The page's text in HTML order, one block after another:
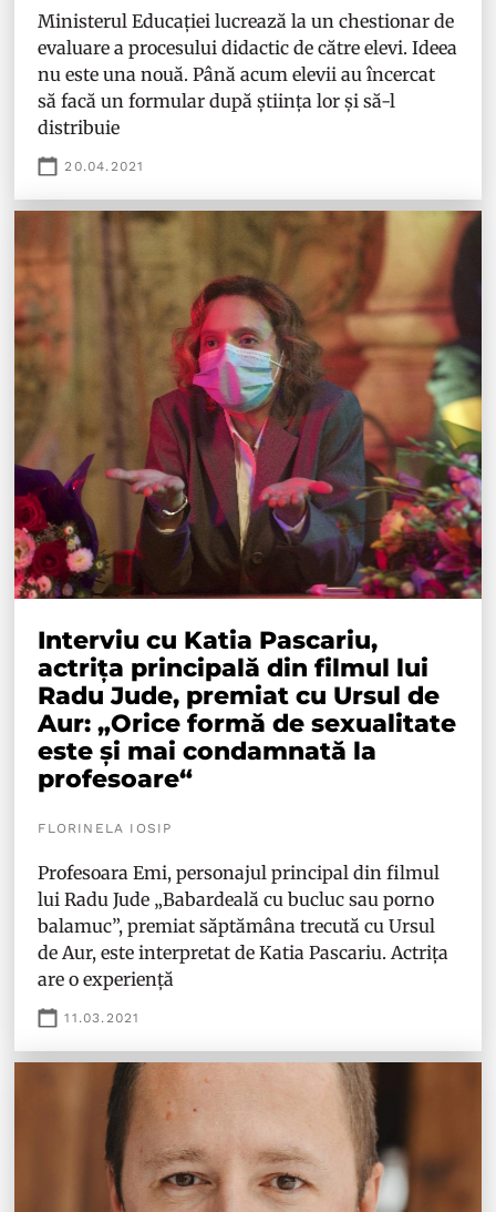
Ministerul Educației lucrează la un chestionar de
evaluare a procesului didactic de către elevi. Ideea
nu este una nouă. Până acum elevii au încercat
să facă un formular după știința lor și să-l
distribuie
20.04.2021
Interviu cu Katia Pascariu,
actrița principală din filmul lui
Radu Jude, premiat cu Ursul de
Aur: „Orice formă de sexualitate
este și mai condamnată la
profesoare“
FLORINELA IOSIP
Profesoara Emi, personajul principal din filmul
lui Radu Jude „Babardeală cu bucluc sau porno
balamuc”, premiat săptămâna trecută cu Ursul
de Aur, este interpretat de Katia Pascariu. Actrița
are o experiență
11.03.2021